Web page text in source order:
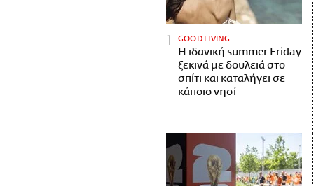
GOOD LIVING
Η ιδανική summer Friday
ξεκινά με δουλειά στο
σπίτι και καταλήγει σε
κάποιο νησί